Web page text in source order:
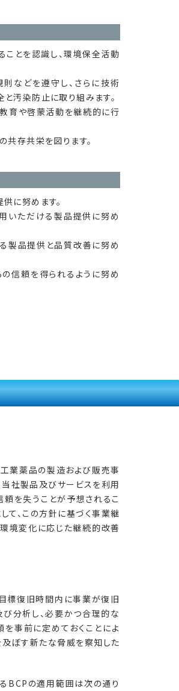
とを認識し、環境保全活動
などを遵守し、さらに技術
汚染防止に取り組みます。
育や啓蒙活動を継続的に行
共存共栄を図ります。
に努めます。
いただける製品提供に努め
製品提供と品質改善に努め
信頼を得られるように努め
工業薬品の製造および販売事
当社製品及びサービスを利用
を失うことが予想されるこ
て、この方針に基づく事業継
環境変化に応じた継続的改善
標復旧時間内に事業が復旧
分析し、必要かつ合理的な
事前に定めておくことによ
及ぼす新たな脅威を察知した
BCPの適用範囲は次の通り